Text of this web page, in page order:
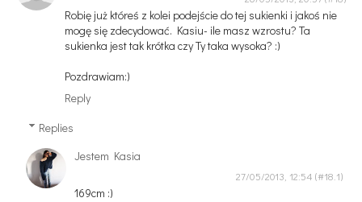
Robię już któreś z kolei podejście do tej sukienki i jakoś nie
mogę się zdecydować. Kasiu- ile masz wzrostu? Ta
sukienka jest tak krótka czy Ty taka wysoka? :)
Pozdrawiam:)
Reply
Replies
Jestem Kasia
27/05/2013, 12:54
169cm :)